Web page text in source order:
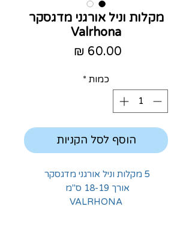
מקלות וניל אורגני מדגסקר
Valrhona
כמות *
הוסף לסל הקניות
5 מקלות וניל
אורגני מדגסקר
אורך 18-19 ס"מ
VALRHONA